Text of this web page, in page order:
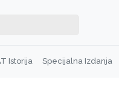
Istorija Specijalna Izdanja